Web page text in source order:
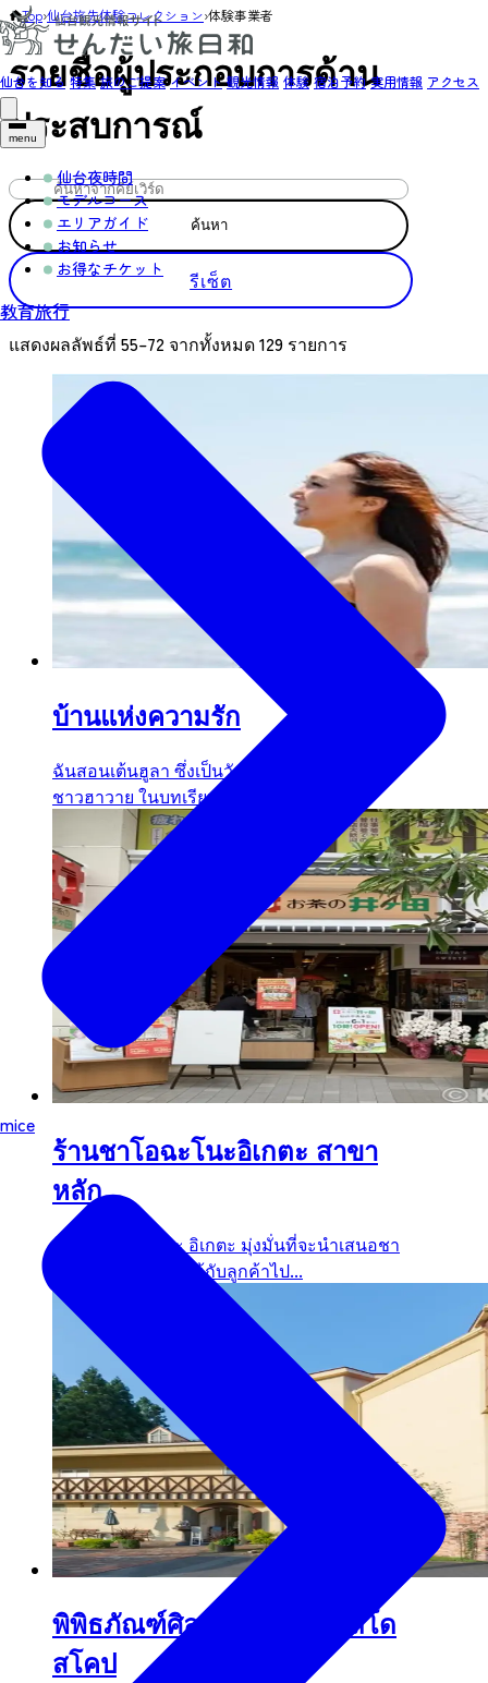
仙台を知る 特集 旅のご提案 イベント 観光情報 体験 宿泊予約 実用情報 アクセス
menu
仙台夜時間
モデルコース
エリアガイド
お知らせ
お得なチケット
教育旅行
mice
Top›仙台旅先体験コレクション›体験事業者
รายชื่อผู้ประกอบการด้าน
ประสบการณ์
ค้นหา
รีเซ็ต
แสดงผลลัพธ์ที่ 55–72 จากทั้งหมด 129 รายการ
บ้านแห่งความรัก
ฉันสอนเต้นฮูลา ซึ่งเป็นวัฒนธรรมดั้งเดิมของ
ชาวฮาวาย ในบทเรียนนี้ คุณจะได้...
ร้านชาโอฉะโนะอิเกตะ สาขา
หลัก
ร้านชาโอฉะ โนะ อิเกตะ มุ่งมั่นที่จะนำเสนอชา
ที่จะมอบความสุขให้กับลูกค้าไป...
พิพิธภัณฑ์ศิลปะเซนไดคาไลโด
สโคป